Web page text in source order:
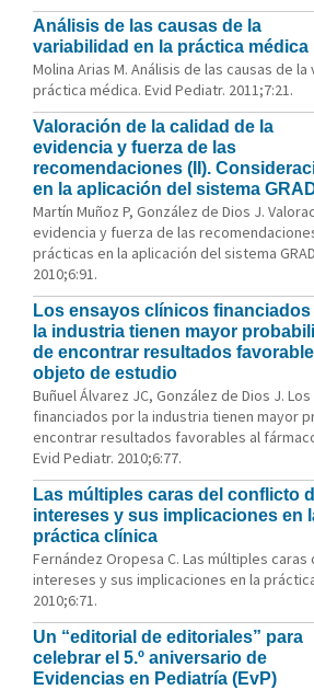
Análisis de las causas de la
variabilidad en la práctica médica
Molina Arias M. Análisis de las causas de
práctica médica. Evid Pediatr. 2011;7:21.
Valoración de la calidad de la
evidencia y fuerza de las
recomendaciones (II).
en la aplicación del sistema
Martín Muñoz P, González de Dios J.
evidencia y fuerza de las
prácticas en la aplicación del sistema
2010;6:91.
Los ensayos clínicos
la industria tienen mayor
de encontrar resultados
objeto de estudio
Buñuel Álvarez JC, González de Dios J.
financiados por la industria tienen mayor
encontrar resultados favorables al
Evid Pediatr. 2010;6:77.
Las múltiples caras del conflicto
intereses y sus implicaciones en
práctica clínica
Fernández Oropesa C. Las múltiples
intereses y sus implicaciones en la
2010;6:71.
Un “editorial de editoriales” para
celebrar el 5.º aniversario de
Evidencias en Pediatría (EvP)